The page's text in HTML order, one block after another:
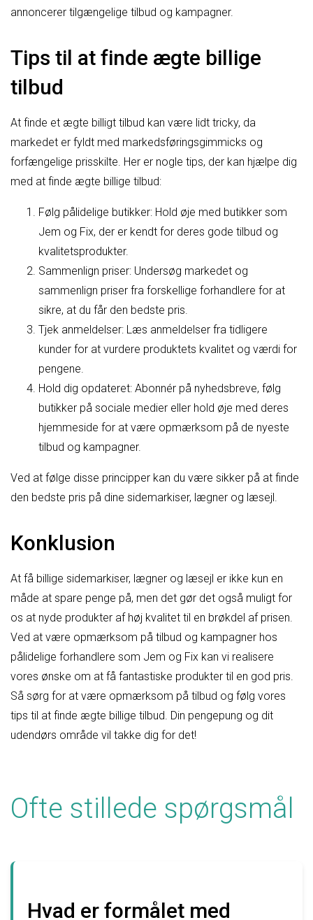
annoncerer tilgængelige tilbud og kampagner.
Tips til at finde ægte billige
tilbud
At finde et ægte billigt tilbud kan være lidt tricky, da
markedet er fyldt med markedsføringsgimmicks og
forfængelige prisskilte. Her er nogle tips, der kan hjælpe dig
med at finde ægte billige tilbud:
Følg pålidelige butikker: Hold øje med butikker som
Jem og Fix, der er kendt for deres gode tilbud og
kvalitetsprodukter.
Sammenlign priser: Undersøg markedet og
sammenlign priser fra forskellige forhandlere for at
sikre, at du får den bedste pris.
Tjek anmeldelser: Læs anmeldelser fra tidligere
kunder for at vurdere produktets kvalitet og værdi for
pengene.
Hold dig opdateret: Abonnér på nyhedsbreve, følg
butikker på sociale medier eller hold øje med deres
hjemmeside for at være opmærksom på de nyeste
tilbud og kampagner.
Ved at følge disse principper kan du være sikker på at finde
den bedste pris på dine sidemarkiser, lægner og læsejl.
Konklusion
At få billige sidemarkiser, lægner og læsejl er ikke kun en
måde at spare penge på, men det gør det også muligt for
os at nyde produkter af høj kvalitet til en brøkdel af prisen.
Ved at være opmærksom på tilbud og kampagner hos
pålidelige forhandlere som Jem og Fix kan vi realisere
vores ønske om at få fantastiske produkter til en god pris.
Så sørg for at være opmærksom på tilbud og følg vores
tips til at finde ægte billige tilbud. Din pengepung og dit
udendørs område vil takke dig for det!
Ofte stillede spørgsmål
Hvad er formålet med